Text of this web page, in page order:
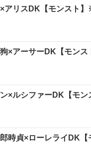
リスDK【モンスト
×アーサーDK【モン
×ルシファーDK【モ
時貞×ローレライDK